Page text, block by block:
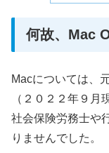
何故、Mac
Macについては、
（２０２２年９
社会保険労務士や
りませんでした。